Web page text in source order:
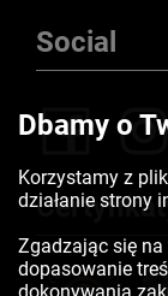
Social
Dbamy o
Korzystamy z
działanie strony
Zgadzając się
dopasowanie